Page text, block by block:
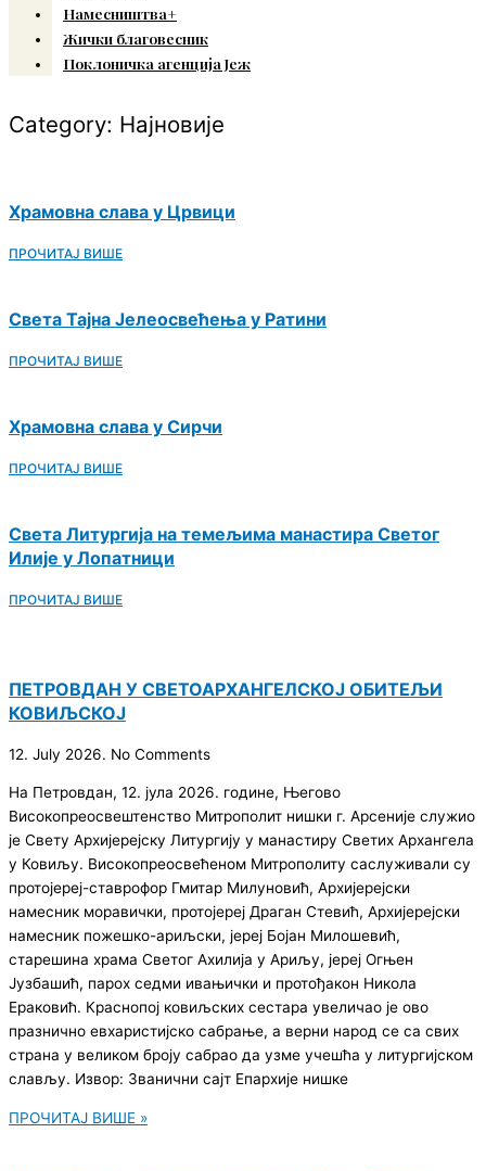
Намесништва+
Жички благовесник
Поклоничка агенција Јеж
Category: Најновије
Храмовна слава у Црвици
ПРОЧИТАЈ ВИШЕ
Света Тајна Јелеосвећења у Ратини
ПРОЧИТАЈ ВИШЕ
Храмовна слава у Сирчи
ПРОЧИТАЈ ВИШЕ
Света Литургија на темељима манастира Светог
Илије у Лопатници
ПРОЧИТАЈ ВИШЕ
ПЕТРОВДАН У СВЕТОАРХАНГЕЛСКОЈ ОБИТЕЉИ
КОВИЉСКОЈ
12. July 2026. No Comments
На Петровдан, 12. јула 2026. године, Његово
Високопреосвештенство Митрополит нишки г. Арсеније служио
је Свету Архијерејску Литургију у манастиру Светих Архангела
у Ковиљу. Високопреосвећеном Митрополиту саслуживали су
протојереј-ставрофор Гмитар Милуновић, Архијерејски
намесник моравички, протојереј Драган Стевић, Архијерејски
намесник пожешко-ариљски, јереј Бојан Милошевић,
старешина храма Светог Ахилија у Ариљу, јереј Огњен
Јузбашић, парох седми ивањички и протођакон Никола
Ераковић. Краснопој ковиљских сестара увеличао је ово
празнично евхаристијско сабрање, а верни народ се са свих
страна у великом броју сабрао да узме учешћа у литургијском
слављу. Извор: Званични сајт Епархије нишке
ПРОЧИТАЈ ВИШЕ »